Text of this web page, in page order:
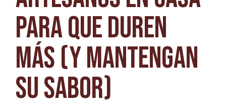
PARA QUE DUREN
MÁS (Y MANTENGAN
SU SABOR)